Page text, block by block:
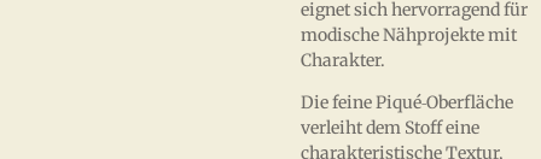
eignet sich hervorragend für
modische Nähprojekte mit
Charakter.
Die feine Piqué‑Oberfläche
verleiht dem Stoff eine
charakteristische Textur,